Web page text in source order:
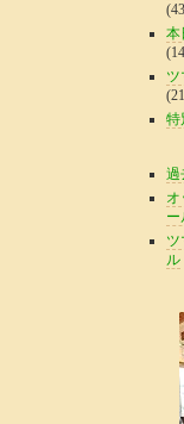
本
ツ
特
過
オ
ー
ツ
ル